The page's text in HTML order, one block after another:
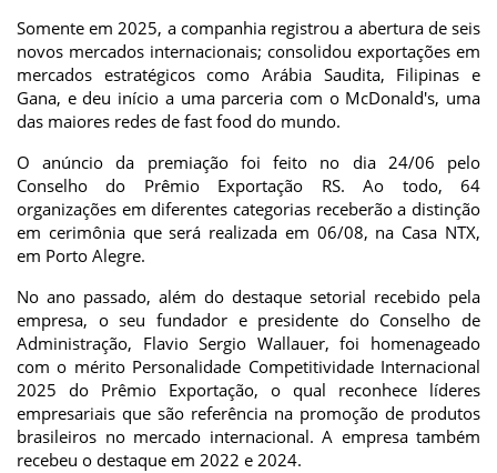
Somente em 2025, a companhia registrou a abertura de seis
novos mercados internacionais; consolidou exportações em
mercados estratégicos como Arábia Saudita, Filipinas e
Gana, e deu início a uma parceria com o McDonald's, uma
das maiores redes de fast food do mundo.
O anúncio da premiação foi feito no dia 24/06 pelo
Conselho do Prêmio Exportação RS. Ao todo, 64
organizações em diferentes categorias receberão a distinção
em cerimônia que será realizada em 06/08, na Casa NTX,
em Porto Alegre.
No ano passado, além do destaque setorial recebido pela
empresa, o seu fundador e presidente do Conselho de
Administração, Flavio Sergio Wallauer, foi homenageado
com o mérito Personalidade Competitividade Internacional
2025 do Prêmio Exportação, o qual reconhece líderes
empresariais que são referência na promoção de produtos
brasileiros no mercado internacional. A empresa também
recebeu o destaque em 2022 e 2024.